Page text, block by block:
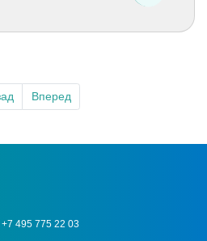
Вперед
+7 495 775 22 03